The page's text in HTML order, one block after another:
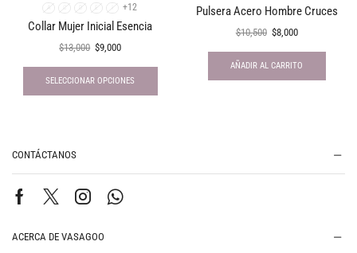
A D E +12
Collar Mujer Inicial Esencia
$13,000 $9,000
SELECCIONAR OPCIONES
Pulsera Acero Hombre Cruces
$10,500 $8,000
AÑADIR AL CARRITO
CONTÁCTANOS
ACERCA DE VASAGOO